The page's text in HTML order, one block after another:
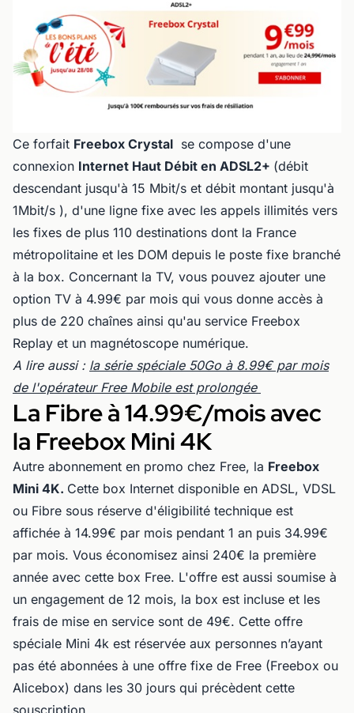
Ce forfait Freebox Crystal se compose d'une
connexion Internet Haut Débit en ADSL2+ (débit
descendant jusqu'à 15 Mbit/s et débit montant jusqu'à
1Mbit/s ), d'une ligne fixe avec les appels illimités vers
les fixes de plus 110 destinations dont la France
métropolitaine et les DOM depuis le poste fixe branché
à la box. Concernant la TV, vous pouvez ajouter une
option TV à 4.99€ par mois qui vous donne accès à
plus de 220 chaînes ainsi qu'au service Freebox
Replay et un magnétoscope numérique.
A lire aussi : la série spéciale 50Go à 8.99€ par mois
de l'opérateur Free Mobile est prolongée
La Fibre à 14.99€/mois avec
la Freebox Mini 4K
Autre abonnement en promo chez Free, la Freebox
Mini 4K. Cette box Internet disponible en ADSL, VDSL
ou Fibre sous réserve d'éligibilité technique est
affichée à 14.99€ par mois pendant 1 an puis 34.99€
par mois. Vous économisez ainsi 240€ la première
année avec cette box Free. L'offre est aussi soumise à
un engagement de 12 mois, la box est incluse et les
frais de mise en service sont de 49€. Cette offre
spéciale Mini 4k est réservée aux personnes n’ayant
pas été abonnées à une offre fixe de Free (Freebox ou
Alicebox) dans les 30 jours qui précèdent cette